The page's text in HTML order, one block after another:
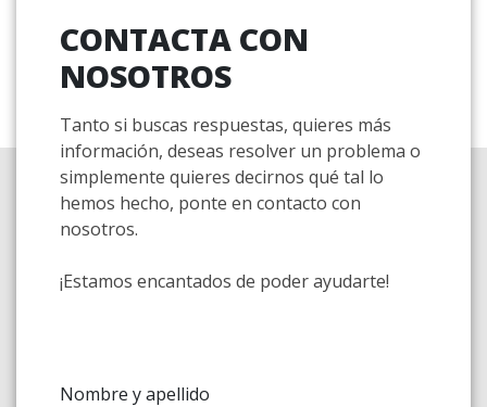
CONTACTA CON
NOSOTROS
Tanto si buscas respuestas, quieres más
información, deseas resolver un problema o
simplemente quieres decirnos qué tal lo
hemos hecho, ponte en contacto con
nosotros.
¡Estamos encantados de poder ayudarte!
Nombre y apellido